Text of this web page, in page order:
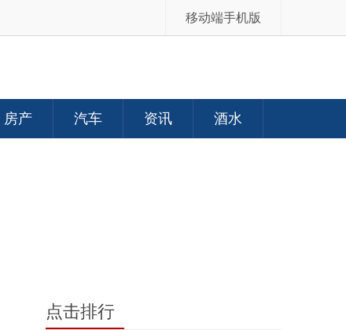
移动端手机版
房产 汽车 资讯 酒水
点击排行